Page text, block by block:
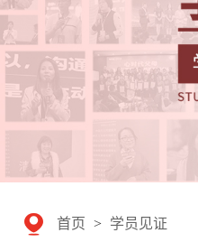
首页 > 学员见证